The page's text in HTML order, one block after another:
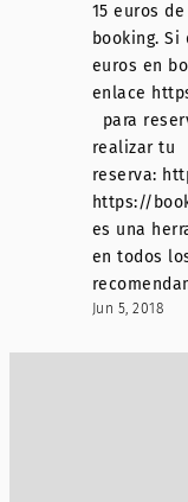
15 euros
booking.
euros en
enlace
para
realizar tu
reserva:
https://
es una
en todos
Jun 5, 2018